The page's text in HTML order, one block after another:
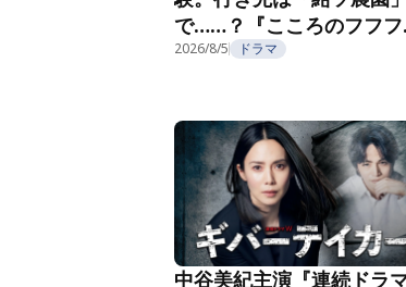
で……？『こころのフフフ
第4話
2026/8/5 ドラマ
中谷美紀主演『連続ドラ